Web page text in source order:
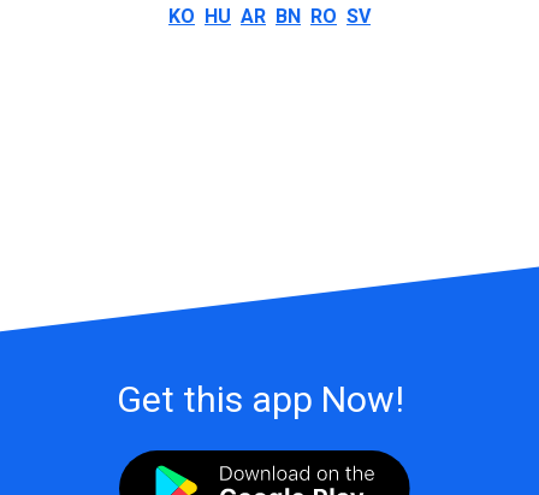
KO HU AR BN RO SV
Get this app Now!